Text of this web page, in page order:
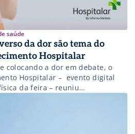
saúde
da dor são tema do
Hospitalar
colocando a dor em debate, o
Hospitalar – evento digital
da feira – reuniu
de troca de conteúdo e
na plataforma
trouxeram a dor crônica
enfrentado, […]